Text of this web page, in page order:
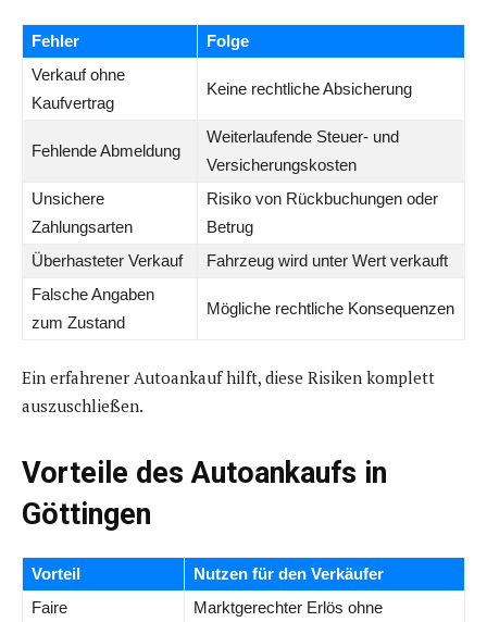
Fehler
Folge
Verkauf ohne
Kaufvertrag
Keine rechtliche Absicherung
Fehlende Abmeldung
Weiterlaufende Steuer- und
Versicherungskosten
Unsichere
Zahlungsarten
Risiko von Rückbuchungen oder
Betrug
Überhasteter Verkauf
Fahrzeug wird unter Wert verkauft
Falsche Angaben
zum Zustand
Mögliche rechtliche Konsequenzen
Ein erfahrener Autoankauf hilft, diese Risiken komplett
auszuschließen.
Vorteile des Autoankaufs in
Göttingen
Vorteil
Nutzen für den Verkäufer
Faire
Marktgerechter Erlös ohne